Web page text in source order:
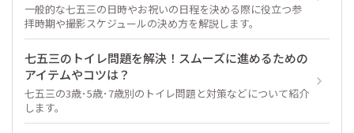
一般的な七五三の日時やお祝いの日程を決める際に役立つ参
拝時期や撮影スケジュールの決め方を解説します。
七五三のトイレ問題を解決！スムーズに進めるための
アイテムやコツは？
七五三の3歳･5歳･7歳別のトイレ問題と対策などについて紹介
します。